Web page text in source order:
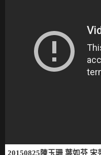
20150825陳玉珊 葉如芬